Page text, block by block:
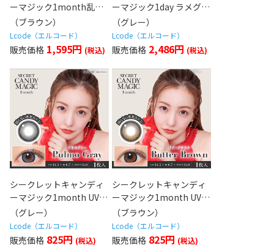
ーマジック1month乱視
用 NO.3ブラウン
（ブラウン）
Lcode（エルコード）
1,595円
ーマジック1day ラメグレ
ー（グレー）
Lcode（エルコード）
2,486円
シークレットキャンディ
ーマジック1month UV
プルモグレー
（グレー）
Lcode（エルコード）
825円
シークレットキャンディ
ーマジック1month UV
バターブラウン
（ブラウン）
Lcode（エルコード）
825円